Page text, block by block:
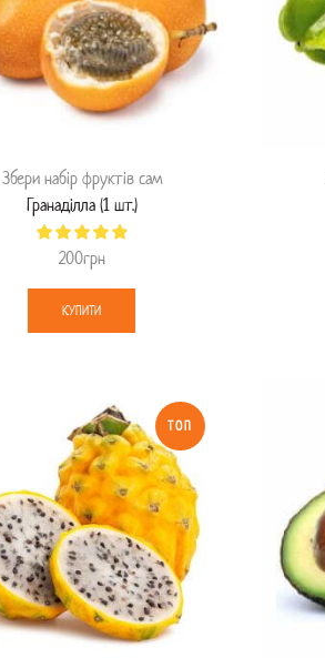
Збери набір фруктів сам
Гранаділла (1 шт.)
200грн
КУПИТИ
ТОП